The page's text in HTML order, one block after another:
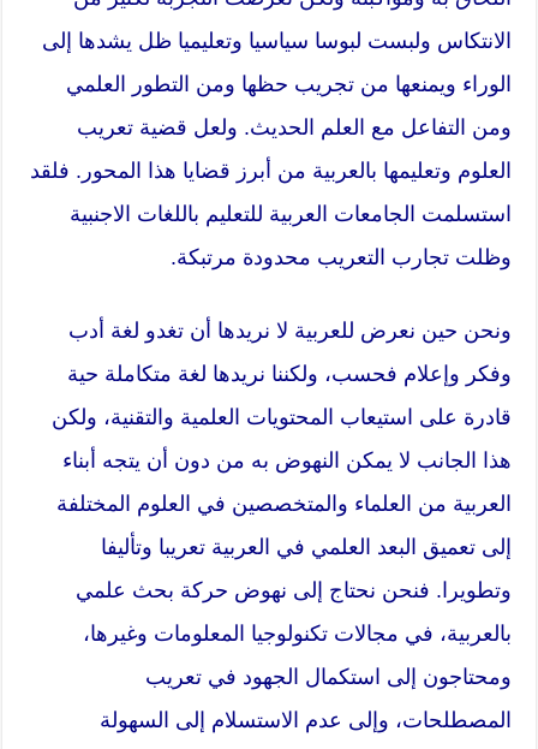
الانتكاس ولبست لبوسا سياسيا وتعليميا ظل يشدها إلى
الوراء ويمنعها من تجريب حظها ومن التطور العلمي
ومن التفاعل مع العلم الحديث. ولعل قضية تعريب
العلوم وتعليمها بالعربية من أبرز قضايا هذا المحور. فلقد
استسلمت الجامعات العربية للتعليم باللغات الاجنبية
وظلت تجارب التعريب محدودة مرتبكة.
ونحن حين نعرض للعربية لا نريدها أن تغدو لغة أدب
وفكر وإعلام فحسب، ولكننا نريدها لغة متكاملة حية
قادرة على استيعاب المحتويات العلمية والتقنية، ولكن
هذا الجانب لا يمكن النهوض به من دون أن يتجه أبناء
العربية من العلماء والمتخصصين في العلوم المختلفة
إلى تعميق البعد العلمي في العربية تعريبا وتأليفا
وتطويرا. فنحن نحتاج إلى نهوض حركة بحث علمي
بالعربية، في مجالات تكنولوجيا المعلومات وغيرها،
ومحتاجون إلى استكمال الجهود في تعريب
المصطلحات، وإلى عدم الاستسلام إلى السهولة